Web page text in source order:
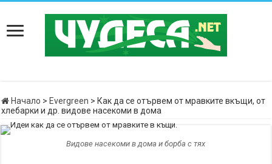
Начало > Evergreen > Как да се отървем от мравките вкъщи, от
хлебарки и др. видове насекоми в дома
Видове насекоми в дома и борба с тях